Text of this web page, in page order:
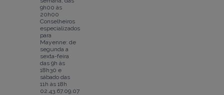
9h00 às
20h00
Conselheiros
especializados
para
Mayenne: de
segunda a
sexta-feira
das 9h às
18h30 e
sábado das
11h às 18h
02.43.67.09.07